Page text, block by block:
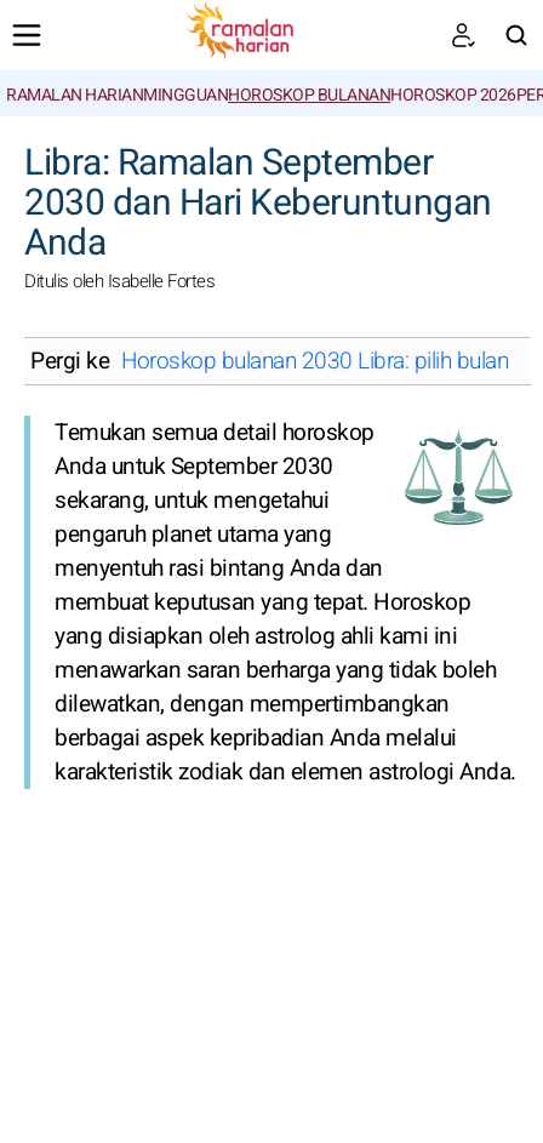
RAMALAN HARIANMINGGUANHOROSKOP BULANANHOROSKOP 2026
Libra: Ramalan September
2030 dan Hari Keberuntungan
Anda
Ditulis oleh Isabelle Fortes
Pergi ke Horoskop bulanan 2030 Libra: pilih bulan
Temukan semua detail horoskop
Anda untuk September 2030
sekarang, untuk mengetahui
pengaruh planet utama yang
menyentuh rasi bintang Anda dan
membuat keputusan yang tepat. Horoskop
yang disiapkan oleh astrolog ahli kami ini
menawarkan saran berharga yang tidak boleh
dilewatkan, dengan mempertimbangkan
berbagai aspek kepribadian Anda melalui
karakteristik zodiak dan elemen astrologi Anda.